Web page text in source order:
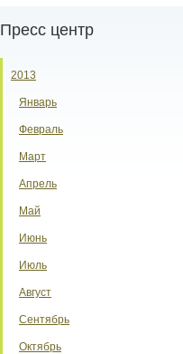
Пресс центр
2013
Январь
Февраль
Март
Апрель
Май
Июнь
Июль
Август
Сентябрь
Октябрь